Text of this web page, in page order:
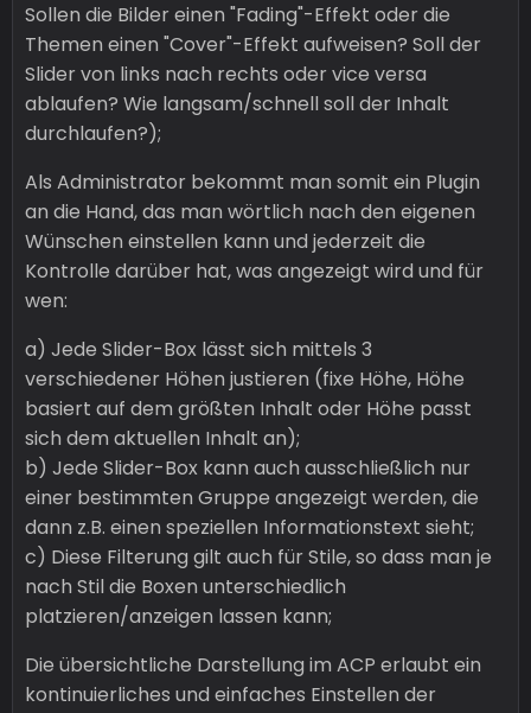
Sollen die Bilder einen "Fading"-Effekt oder die
Themen einen "Cover"-Effekt aufweisen? Soll der
Slider von links nach rechts oder vice versa
ablaufen? Wie langsam/schnell soll der Inhalt
durchlaufen?);
Als Administrator bekommt man somit ein Plugin
an die Hand, das man wörtlich nach den eigenen
Wünschen einstellen kann und jederzeit die
Kontrolle darüber hat, was angezeigt wird und für
wen:
a) Jede Slider-Box lässt sich mittels 3
verschiedener Höhen justieren (fixe Höhe, Höhe
basiert auf dem größten Inhalt oder Höhe passt
sich dem aktuellen Inhalt an);
b) Jede Slider-Box kann auch ausschließlich nur
einer bestimmten Gruppe angezeigt werden, die
dann z.B. einen speziellen Informationstext sieht;
c) Diese Filterung gilt auch für Stile, so dass man je
nach Stil die Boxen unterschiedlich
platzieren/anzeigen lassen kann;
Die übersichtliche Darstellung im ACP erlaubt ein
kontinuierliches und einfaches Einstellen der